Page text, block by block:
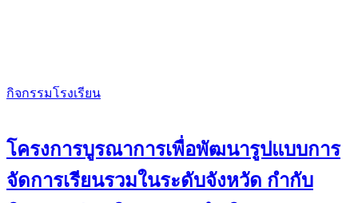
กิจกรรมโรงเรียน
โครงการบูรณาการเพื่อพัฒนารูปแบบการ
จัดการเรียนรวมในระดับจังหวัด กำกับ